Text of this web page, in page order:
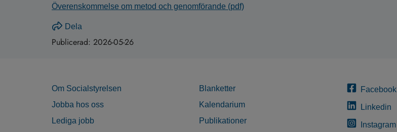
Överenskommelse om metod och genomförande (pdf)
Dela
Publicerad: 2026-05-26
Om Socialstyrelsen
Jobba hos oss
Lediga jobb
Blanketter
Kalendarium
Publikationer
Facebook
Linkedin
Instagram